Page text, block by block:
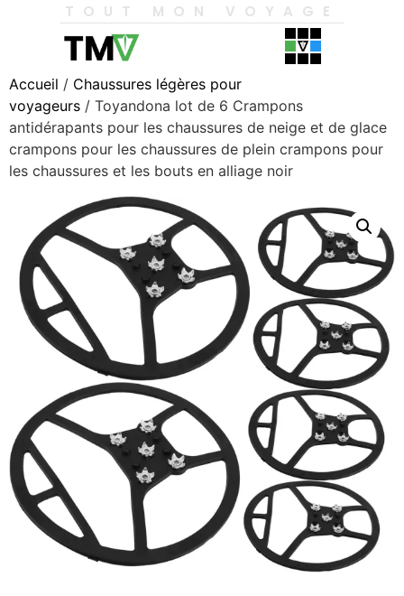
TOUT MON VOYAGE
Accueil / Chaussures légères pour
voyageurs / Toyandona lot de 6 Crampons
antidérapants pour les chaussures de neige et de glace
crampons pour les chaussures de plein crampons pour
les chaussures et les bouts en alliage noir